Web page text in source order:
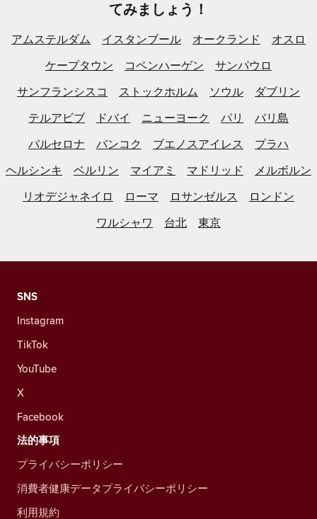
てみましょう！
アムステルダム イスタンブール オークランド
オスロ
ケープタウン
コペンハーゲン
サンパウロ
サンフランシスコ
ストックホルム ソウル
ダブリン
テルアビブ
ドバイ ニューヨーク パリ
バリ島
バルセロナ
バンコク ブエノスアイレス
プラハ
ヘルシンキ
ベルリン マイアミ マドリッド
メルボルン
リオデジャネイロ
ローマ ロサンゼルス
ロンドン
ワルシャワ
台北 東京
SNS
Instagram
TikTok
YouTube
X
Facebook
法的事項
プライバシーポリシー
消費者健康データプライバシーポリシー
利用規約